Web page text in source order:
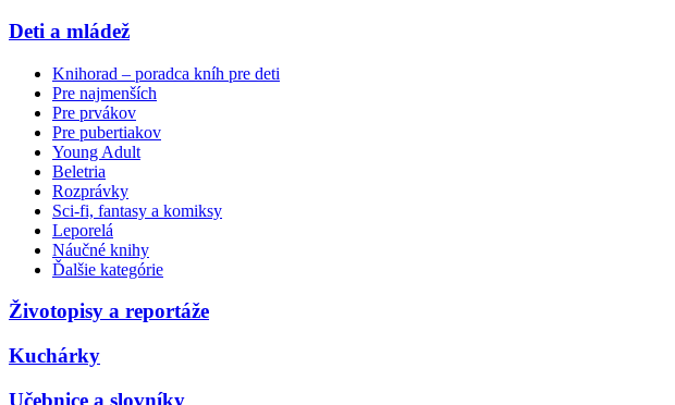
Deti a mládež
Knihorad – poradca kníh pre deti
Pre najmenších
Pre prvákov
Pre pubertiakov
Young Adult
Beletria
Rozprávky
Sci-fi, fantasy a komiksy
Leporelá
Náučné knihy
Ďalšie kategórie
Životopisy a reportáže
Kuchárky
Učebnice a slovníky